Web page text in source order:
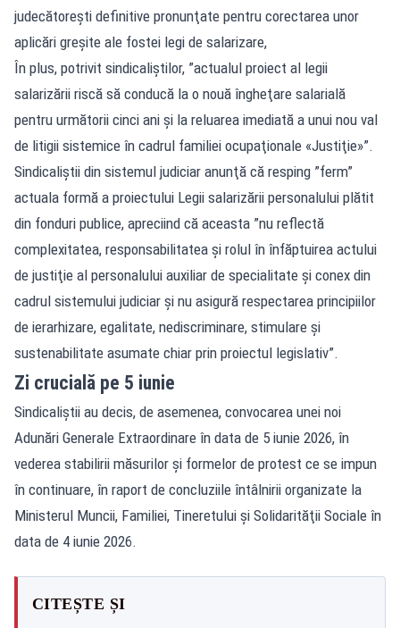
judecătoreşti definitive pronunţate pentru corectarea unor
aplicări greşite ale fostei legi de salarizare,
În plus, potrivit sindicaliştilor, ”actualul proiect al legii
salarizării riscă să conducă la o nouă îngheţare salarială
pentru următorii cinci ani şi la reluarea imediată a unui nou val
de litigii sistemice în cadrul familiei ocupaţionale «Justiţie»”.
Sindicaliştii din sistemul judiciar anunţă că resping ”ferm”
actuala formă a proiectului Legii salarizării personalului plătit
din fonduri publice, apreciind că aceasta ”nu reflectă
complexitatea, responsabilitatea şi rolul în înfăptuirea actului
de justiţie al personalului auxiliar de specialitate şi conex din
cadrul sistemului judiciar şi nu asigură respectarea principiilor
de ierarhizare, egalitate, nediscriminare, stimulare şi
sustenabilitate asumate chiar prin proiectul legislativ”.
Zi crucială pe 5 iunie
Sindicaliştii au decis, de asemenea, convocarea unei noi
Adunări Generale Extraordinare în data de 5 iunie 2026, în
vederea stabilirii măsurilor şi formelor de protest ce se impun
în continuare, în raport de concluziile întâlnirii organizate la
Ministerul Muncii, Familiei, Tineretului şi Solidarităţii Sociale în
data de 4 iunie 2026.
CITEȘTE ȘI